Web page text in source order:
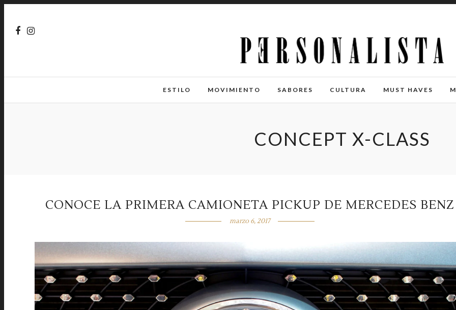
ESTILO MOVIMIENTO SABORES CULTURA MUST HAVES
CONCEPT X-CLASS
CONOCE LA PRIMERA CAMIONETA PICKUP DE MERCEDES BENZ
marzo 6, 2017